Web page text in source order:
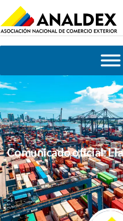
Comunicado oficial: